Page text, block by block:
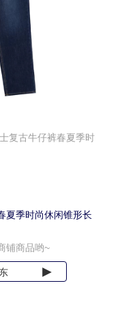
复古牛仔裤春夏季时
夏季时尚休闲锥形长
铺商品哟~